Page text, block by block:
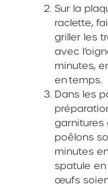
Sur la
raclette,
griller les
avec
minutes,
en temps.
Dans les
garnitures
poêlons
minutes
spatule en
œufs